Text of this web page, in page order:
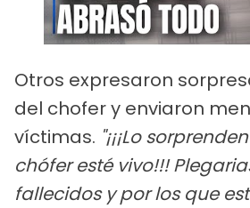
Otros expresaron
del chofer y enviaron
víctimas. "¡¡¡Lo
chófer esté vivo!!!
fallecidos y por los que